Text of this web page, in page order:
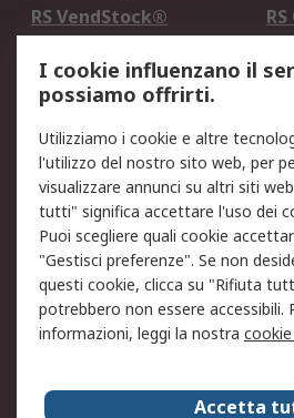
RS VendStock®
Legale
Informativa Cookie
Email Security
Condizioni di vendita
Etica e responsabilità
Chi Siamo
Chi Siamo
I cookie influenzano il
possiamo offrirti.
Utilizziamo i cookie e altre
l'utilizzo del nostro sito web, per
visualizzare annunci su altri siti
tutti" significa accettare l'uso dei
Puoi scegliere quali cookie
"Gestisci preferenze". Se non
questi cookie, clicca su "Rifiuta
potrebbero non essere accessibili.
informazioni, leggi la nostra
Accetta